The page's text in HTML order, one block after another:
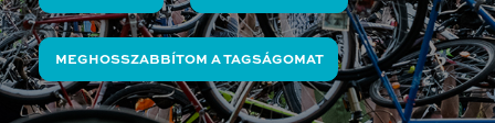
MEGHOSSZABBÍTOM A TAGSÁGOMAT